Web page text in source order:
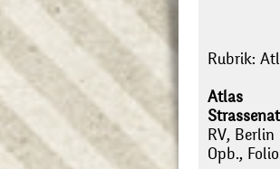
Rubrik:
Atlas
RV, Berlin
Opb.,